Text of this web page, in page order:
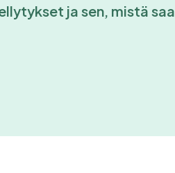
ja sen, mistä saa